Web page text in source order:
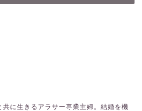
共に生きるアラサー専業主婦。結婚を機